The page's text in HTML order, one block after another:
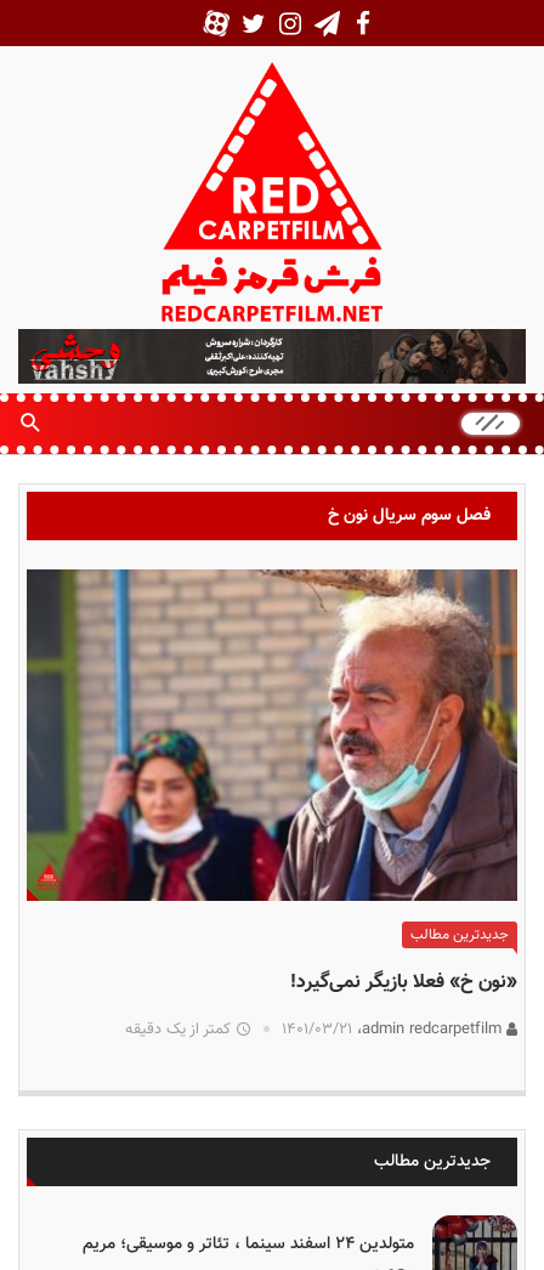
ر
ش
ر
م
ز
فصل سوم سریال نون خ
جدیدترین مطالب
«نون خ» فعلا بازیگر نمی‌گیرد!
۱۴۰۱/۰۳/۲۱ کمتر از یک دقیقه
جدیدترین مطالب
متولدین ۲۴ اسفند سینما ، تئاتر و موسیقی؛ مریم